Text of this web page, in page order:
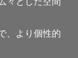
、より個性的